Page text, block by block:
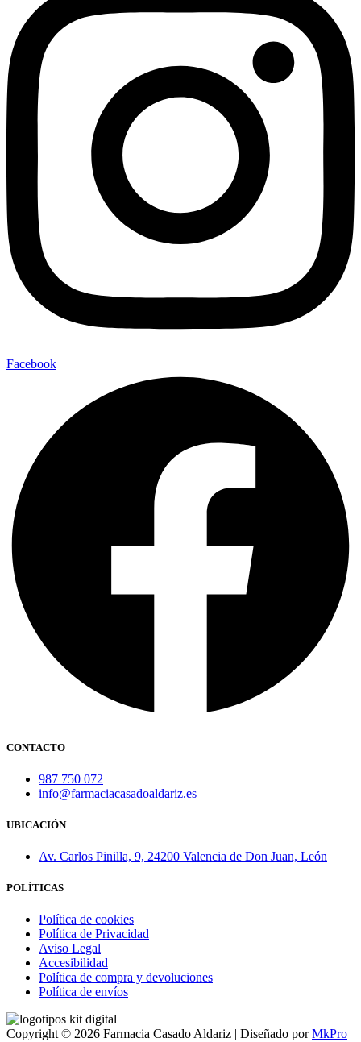
Facebook
CONTACTO
987 750 072
info@farmaciacasadoaldariz.es
UBICACIÓN
Av. Carlos Pinilla, 9, 24200 Valencia de Don Juan, León
POLÍTICAS
Política de cookies
Política de Privacidad
Aviso Legal
Accesibilidad
Política de compra y devoluciones
Política de envíos
Copyright © 2026 Farmacia Casado Aldariz | Diseñado porMkPro